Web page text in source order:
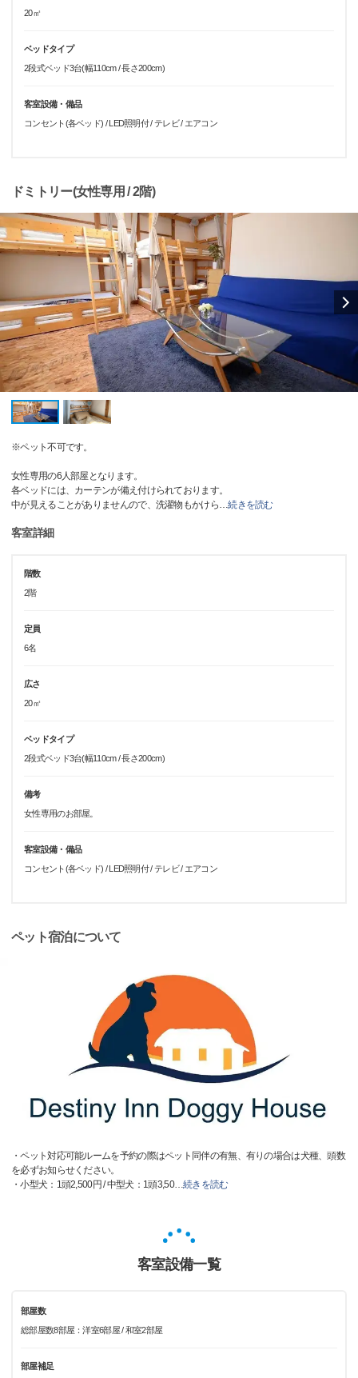
20㎡
ベッドタイプ
2段式ベッド3台(幅110cm / 長さ200cm)
客室設備・備品
コンセント(各ベッド) / LED照明付 / テレビ / エアコン
ドミトリー(女性専用 / 2階)
※ペット不可です。
女性専用の6人部屋となります。
各ベッドには、カーテンが備え付けられております。
中が見えることがありませんので、洗濯物もかけら…続きを読む
客室詳細
階数
2階
定員
6名
広さ
20㎡
ベッドタイプ
2段式ベッド3台(幅110cm / 長さ200cm)
備考
女性専用のお部屋。
客室設備・備品
コンセント(各ベッド) / LED照明付 / テレビ / エアコン
ペット宿泊について
・ペット対応可能ルームを予約の際はペット同伴の有無、有りの場合は犬種、頭数
を必ずお知らせください。
・小型犬：1頭2,500円 / 中型犬：1頭3,50…続きを読む
客室設備一覧
部屋数
総部屋数8部屋：洋室6部屋 / 和室2部屋
部屋補足